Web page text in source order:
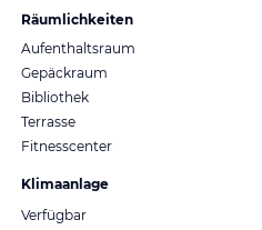
Räumlichkeiten
Aufenthaltsraum
Gepäckraum
Bibliothek
Terrasse
Fitnesscenter
Klimaanlage
Verfügbar